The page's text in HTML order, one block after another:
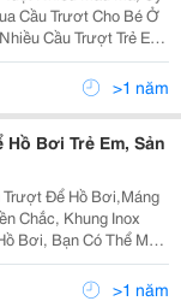
Cầu Trươt Cho Bé Ở
Cầu Trượt Trẻ Em,
Thiết Bị Khác Như
>1 năm
Bơi Trẻ Em, Sản
Trượt Để Hồ Bơi,Máng
Chắc, Khung Inox
Bơi, Bạn Có Thể Mua
Được Giá Ưu Đãi,
Cho Bé Và Các Đồ
>1 năm